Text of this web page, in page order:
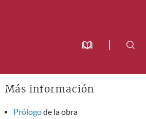
Más información
Prólogode la obra